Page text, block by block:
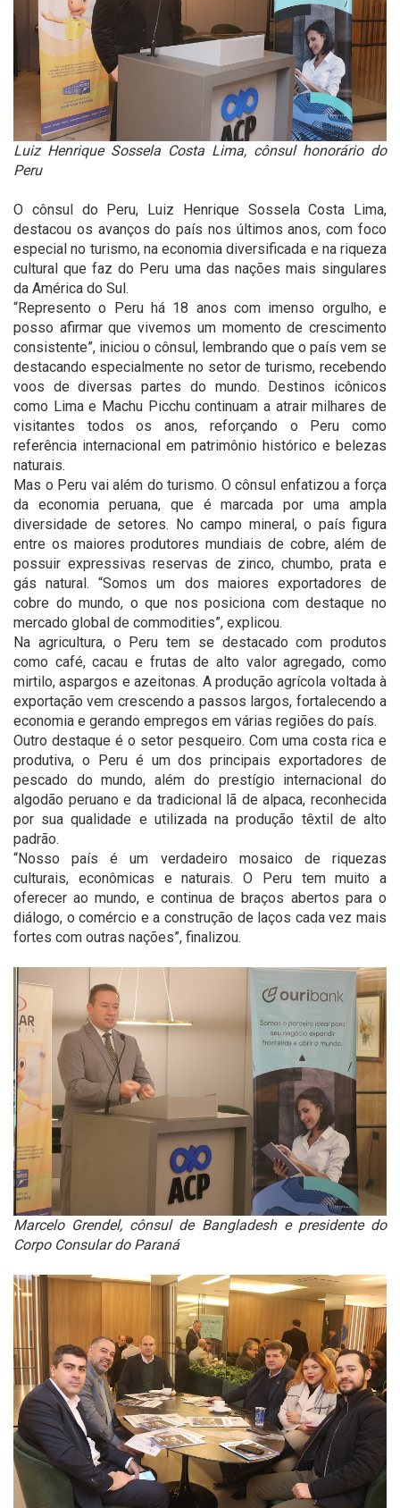
Luiz Henrique Sossela Costa Lima, cônsul honorário do
Peru
O cônsul do Peru, Luiz Henrique Sossela Costa Lima,
destacou os avanços do país nos últimos anos, com foco
especial no turismo, na economia diversificada e na riqueza
cultural que faz do Peru uma das nações mais singulares
da América do Sul.
“Represento o Peru há 18 anos com imenso orgulho, e
posso afirmar que vivemos um momento de crescimento
consistente”, iniciou o cônsul, lembrando que o país vem se
destacando especialmente no setor de turismo, recebendo
voos de diversas partes do mundo. Destinos icônicos
como Lima e Machu Picchu continuam a atrair milhares de
visitantes todos os anos, reforçando o Peru como
referência internacional em patrimônio histórico e belezas
naturais.
Mas o Peru vai além do turismo. O cônsul enfatizou a força
da economia peruana, que é marcada por uma ampla
diversidade de setores. No campo mineral, o país figura
entre os maiores produtores mundiais de cobre, além de
possuir expressivas reservas de zinco, chumbo, prata e
gás natural. “Somos um dos maiores exportadores de
cobre do mundo, o que nos posiciona com destaque no
mercado global de commodities”, explicou.
Na agricultura, o Peru tem se destacado com produtos
como café, cacau e frutas de alto valor agregado, como
mirtilo, aspargos e azeitonas. A produção agrícola voltada à
exportação vem crescendo a passos largos, fortalecendo a
economia e gerando empregos em várias regiões do país.
Outro destaque é o setor pesqueiro. Com uma costa rica e
produtiva, o Peru é um dos principais exportadores de
pescado do mundo, além do prestígio internacional do
algodão peruano e da tradicional lã de alpaca, reconhecida
por sua qualidade e utilizada na produção têxtil de alto
padrão.
“Nosso país é um verdadeiro mosaico de riquezas
culturais, econômicas e naturais. O Peru tem muito a
oferecer ao mundo, e continua de braços abertos para o
diálogo, o comércio e a construção de laços cada vez mais
fortes com outras nações”, finalizou.
Marcelo Grendel, cônsul de Bangladesh e presidente do
Corpo Consular do Paraná